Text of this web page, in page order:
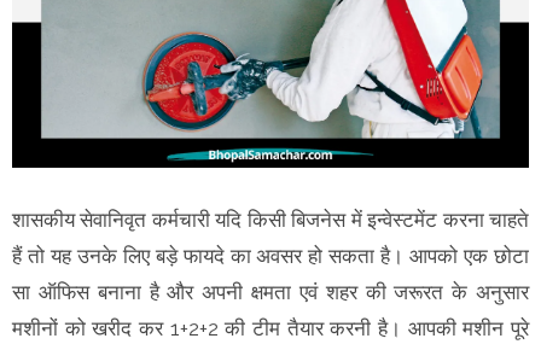
शासकीय सेवानिवृत कर्मचारी यदि किसी बिजनेस में इन्वेस्टमेंट करना चाहते
हैं तो यह उनके लिए बड़े फायदे का अवसर हो सकता है। आपको एक छोटा
सा ऑफिस बनाना है और अपनी क्षमता एवं शहर की जरूरत के अनुसार
मशीनों को खरीद कर 1+2+2 की टीम तैयार करनी है। आपकी मशीन पूरे